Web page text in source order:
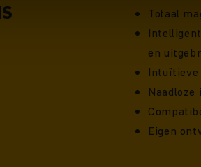
Totaal
en
Eigen